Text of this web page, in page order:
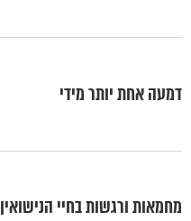
דמעה אחת יותר מידי
מחמאות ורגשות בחיי הנישואין